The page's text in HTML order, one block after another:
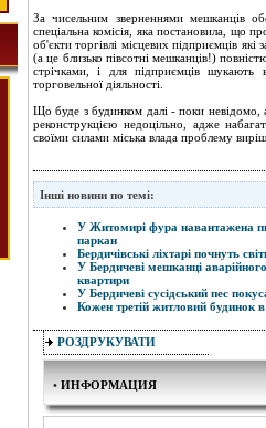
За чисельним зверненнями мешканців
спеціальна комісія, яка постановила, що
об'єкти торгівлі місцевих підприємців
(а це близько півсотні мешканців!)
стрічками, і для підприємців шукають
торговельної діяльності.
Що буде з будинком далі - поки невідомо,
реконструкцією недоцільно, адже
своїми силами міська влада проблему
Інші новини по темі:
У Житомирі фура навантажена
паркан
Бердичівські ліхтарі почнуть
У Бердичеві мешканці
квартири
У Бердичеві сусідський пес
Кожен третій житловий будинок
РОЗДРУКУВАТИ
• ИНФОРМАЦИЯ